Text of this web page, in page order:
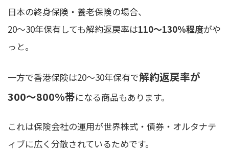
日本の終身保険・養老保険の場合、
20〜30年保有しても解約返戻率は110〜130%程度がや
っと。
一方で香港保険は20〜30年保有で解約返戻率が
300〜800%帯になる商品もあります。
これは保険会社の運用が世界株式・債券・オルタナテ
ィブに広く分散されているためです。